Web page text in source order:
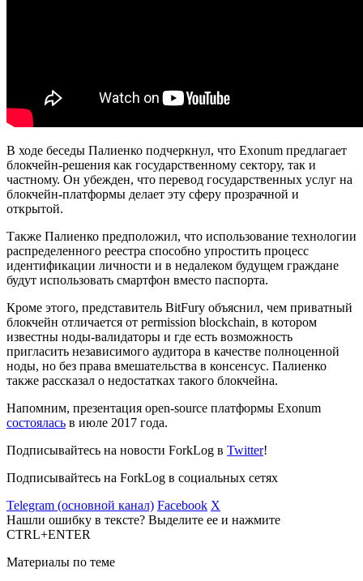
В ходе беседы Палиенко подчеркнул, что Exonum предлагает
блокчейн-решения как государственному сектору, так и
частному. Он убежден, что перевод государственных услуг на
блокчейн-платформы делает эту сферу прозрачной и
открытой.
Также Палиенко предположил, что использование технологии
распределенного реестра способно упростить процесс
идентификации личности и в недалеком будущем граждане
будут использовать смартфон вместо паспорта.
Кроме этого, представитель BitFury объяснил, чем приватный
блокчейн отличается от permission blockchain, в котором
известны ноды-валидаторы и где есть возможность
пригласить независимого аудитора в качестве полноценной
ноды, но без права вмешательства в консенсус. Палиенко
также рассказал о недостатках такого блокчейна.
Напомним, презентация open-source платформы Exonum
состоялась в июле 2017 года.
Подписывайтесь на новости ForkLog в Twitter!
Подписывайтесь на ForkLog в социальных сетях
Telegram (основной канал) Facebook X
Нашли ошибку в тексте? Выделите ее и нажмите
CTRL+ENTER
Материалы по теме